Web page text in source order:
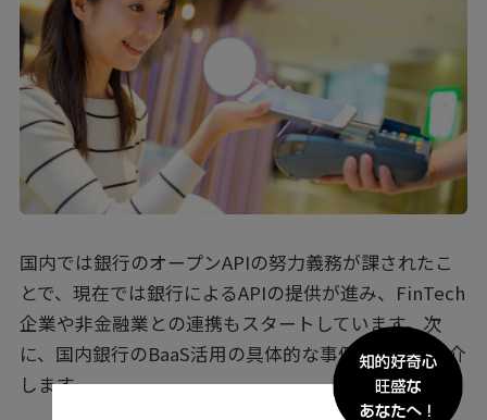
国内では銀行のオープンAPIの努力義務が課されたこ
とで、現在では銀行によるAPIの提供が進み、FinTech
企業や非金融業との連携もスタートしています。次
に、国内銀行のBaaS活用の具体的な事例について紹介
します。